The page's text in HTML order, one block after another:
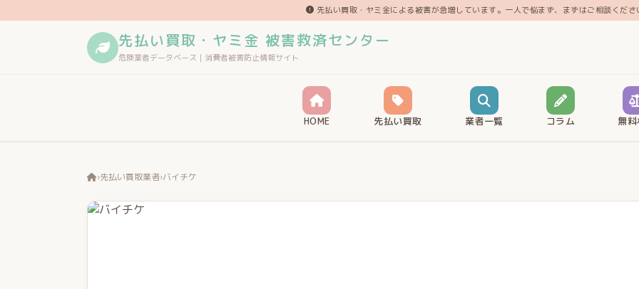
先払い買取・ヤミ金による被害が急増しています。一人で悩まず、まずはご相談くださ
先払い買取・ヤミ金 被害救済センター
危険業者データベース｜消費者被害防止情報サイト
HOME 先払い買取 業者一覧 コラム 無
›先払い買取業者›バイチケ